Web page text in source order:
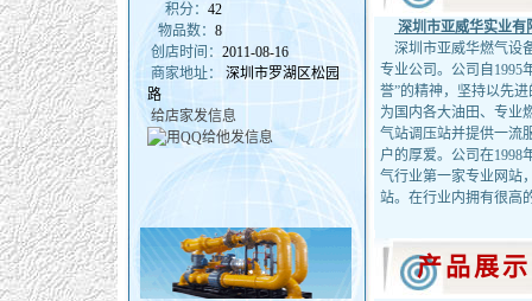
积分： 42
物品数： 8
创店时间： 2011-08-16
商家地址：
深圳市罗湖区松园
路
给店家发信息
深圳市亚威华实业有
深圳市亚威华燃气设
专业公司。公司自1995
誉”的精神，坚持以先
为国内各大油田、专业
气站调压站并提供一流
户的厚爱。公司在1998
气行业第一家专业网站
站。在行业内拥有很高
产品展示